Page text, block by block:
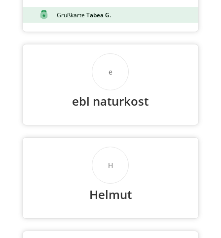
Grußkarte Tabea G.
e
ebl naturkost
H
Helmut